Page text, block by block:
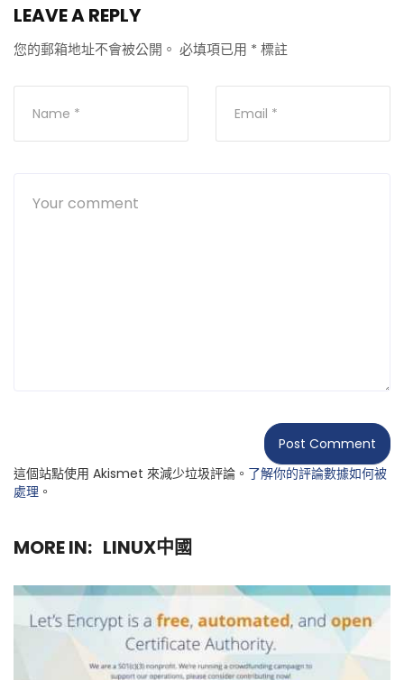
LEAVE A REPLY
您的郵箱地址不會被公開。 必填項已用 * 標註
這個站點使用 Akismet 來減少垃圾評論。 了解你的評論數據如何被
處理 。
MORE IN: LINUX中國